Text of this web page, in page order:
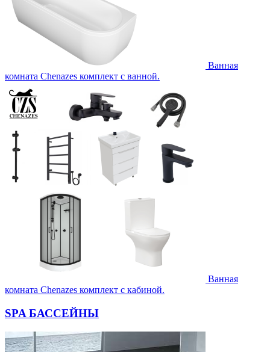
Ванная
комната Chenazes комплект с ванной.
Ванная
комната Chenazes комплект с кабиной.
SPA БАССЕЙНЫ